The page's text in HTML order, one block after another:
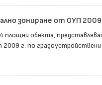
зониране от ОУП
площни обекта,
г. по градоустройствени